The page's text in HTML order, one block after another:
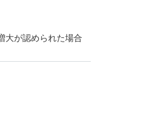
大が認められた場合